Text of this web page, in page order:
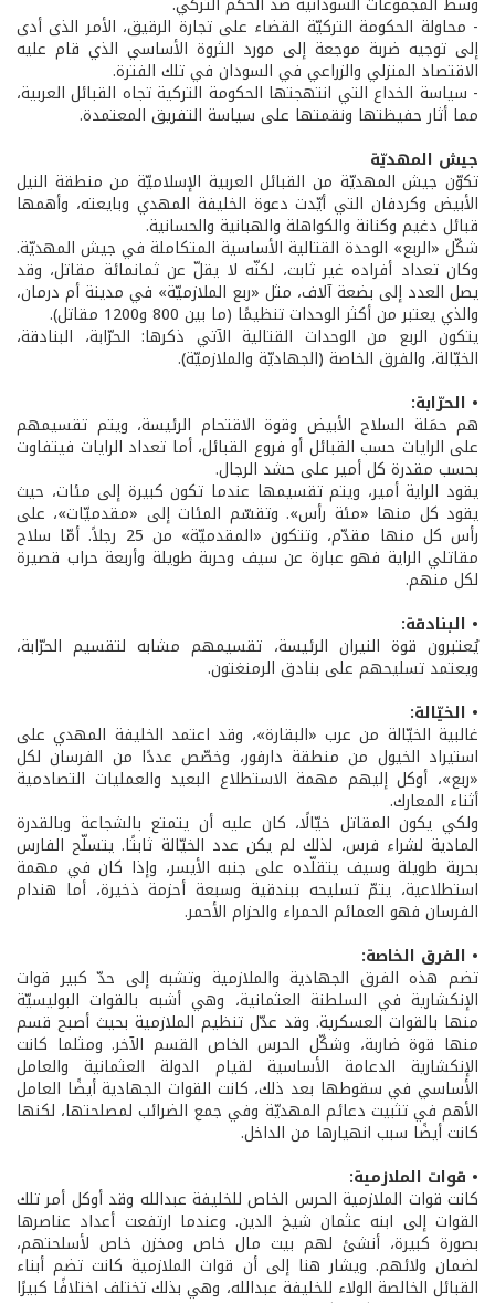
- محاولة الحكومة التركيّة القضاء على تجارة الرقيق، الأمر الذى أدى
إلى توجيه ضربة موجعة إلى مورد الثروة الأساسي الذي قام عليه
الاقتصاد المنزلي والزراعي في السودان في تلك الفترة.
- سياسة الخداع التي انتهجتها الحكومة التركية تجاه القبائل العربية،
مما أثار حفيظتها ونقمتها على سياسة التفريق المعتمدة.
جيش المهديّة
تكوّن جيش المهديّة من القبائل العربية الإسلاميّة من منطقة النيل
الأبيض وكردفان التي أيّدت دعوة الخليفة المهدي وبايعته، وأهمها
قبائل دغيم وكنانة والكواهلة والهبانية والحسانية.
شكّل «الربع» الوحدة القتالية الأساسية المتكاملة في جيش المهديّة.
وكان تعداد أفراده غير ثابت، لكنّه لا يقلّ عن ثمانمائة مقاتل، وقد
يصل العدد إلى بضعة آلاف، مثل «ربع الملازميّة» في مدينة أم درمان،
والذي يعتبر من أكثر الوحدات تنظيمًا (ما بين 800 و1200 مقاتل).
يتكون الربع من الوحدات القتالية الآتي ذكرها: الحرّابة، البنادقة،
الخيّالة، والفرق الخاصة (الجهاديّة والملازميّة).
• الحرّابة:
هم حمَلة السلاح الأبيض وقوة الاقتحام الرئيسة، ويتم تقسيمهم
على الرايات حسب القبائل أو فروع القبائل، أما تعداد الرايات فيتفاوت
بحسب مقدرة كل أمير على حشد الرجال.
يقود الراية أمير، ويتم تقسيمها عندما تكون كبيرة إلى مئات، حيث
يقود كل منها «مئة رأس». وتقسّم المئات إلى «مقدميّات»، على
رأس كل منها مقدّم، وتتكون «المقدميّة» من 25 رجلاً. أمّا سلاح
مقاتلي الراية فهو عبارة عن سيف وحربة طويلة وأربعة حراب قصيرة
لكل منهم.
• البنادقة:
يُعتبرون قوة النيران الرئيسة، تقسيمهم مشابه لتقسيم الحرّابة،
ويعتمد تسليحهم على بنادق الرمنغتون.
• الخيّالة:
غالبية الخيّالة من عرب «البقارة»، وقد اعتمد الخليفة المهدي على
استيراد الخيول من منطقة دارفور، وخصّص عددًا من الفرسان لكل
«ربع»، أوكل إليهم مهمة الاستطلاع البعيد والعمليات التصادمية
أثناء المعارك.
ولكي يكون المقاتل خيّالًا، كان عليه أن يتمتع بالشجاعة وبالقدرة
المادية لشراء فرس، لذلك لم يكن عدد الخيّالة ثابتًا. يتسلّح الفارس
بحربة طويلة وسيف يتقلّده على جنبه الأيسر، وإذا كان في مهمة
استطلاعية، يتمّ تسليحه ببندقية وسبعة أحزمة ذخيرة، أما هندام
الفرسان فهو العمائم الحمراء والحزام الأحمر.
• الفرق الخاصة:
تضم هذه الفرق الجهادية والملازمية وتشبه إلى حدّ كبير قوات
الإنكشارية في السلطنة العثمانية، وهي أشبه بالقوات البوليسيّة
منها بالقوات العسكرية. وقد عدّل تنظيم الملازمية بحيث أصبح قسم
منها قوة ضاربة، وشكّل الحرس الخاص القسم الآخر. ومثلما كانت
الإنكشارية الدعامة الأساسية لقيام الدولة العثمانية والعامل
الأساسي في سقوطها بعد ذلك، كانت القوات الجهادية أيضًا العامل
الأهم في تثبيت دعائم المهديّة وفي جمع الضرائب لمصلحتها، لكنها
كانت أيضًا سبب انهيارها من الداخل.
• قوات الملازمية:
كانت قوات الملازمية الحرس الخاص للخليفة عبدالله وقد أوكل أمر تلك
القوات إلى ابنه عثمان شيخ الدين. وعندما ارتفعت أعداد عناصرها
بصورة كبيرة، أنشئ لهم بيت مال خاص ومخزن خاص لأسلحتهم،
لضمان ولائهم. ويشار هنا إلى أن قوات الملازمية كانت تضم أبناء
القبائل الخالصة الولاء للخليفة عبدالله، وهي بذلك تختلف اختلافًا كبيرًا